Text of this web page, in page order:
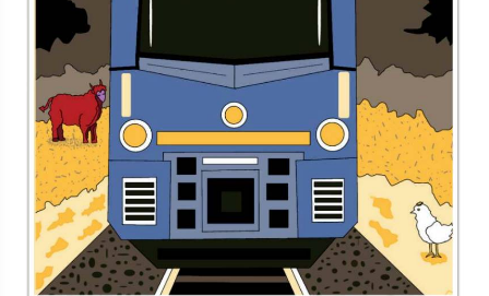
Copyright ©2026 Todos los derechos reservados | La Jornada
Maya